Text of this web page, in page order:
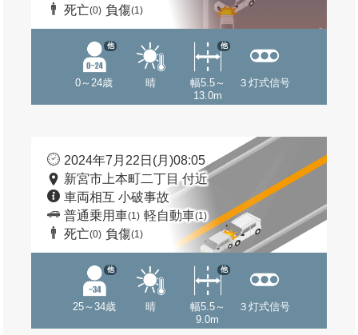
死亡(0) 負傷(1)
0～24歳
他
晴
幅5.5～
13.0m
他
３灯式信号
2024年7月22日(月)08:05
新宮市上本町二丁目 付近
車両相互 小破事故
普通乗用車(1) 軽自動車(1)
死亡(0) 負傷(1)
25～34歳
他
晴
幅5.5～
9.0m
他
３灯式信号